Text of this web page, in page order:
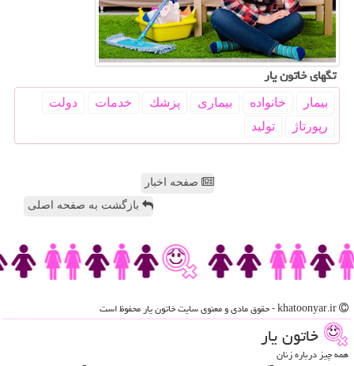
تگهای خاتون یار
بیمار خانواده بیماری پزشك خدمات
دولت
رپورتاژ
تولید
صفحه اخبار
بازگشت به صفحه اصلی
خاتون یار
همه چیز درباره زنان